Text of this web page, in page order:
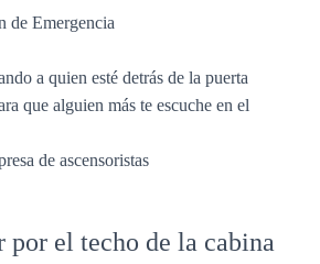
de Emergencia
a quien esté detrás de la puerta
que alguien más te escuche en el
de ascensoristas
por el techo de la cabina